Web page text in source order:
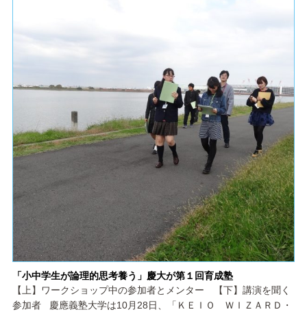
「小中学生が論理的思考養う」慶大が第１回育成塾
【上】ワークショップ中の参加者とメンター 【下】講演を聞く
参加者 慶應義塾大学は10月28日、「ＫＥＩＯ ＷＩＺＡＲＤ・